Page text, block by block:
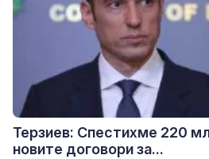
Терзиев: Спестихме 220
новите договори за...